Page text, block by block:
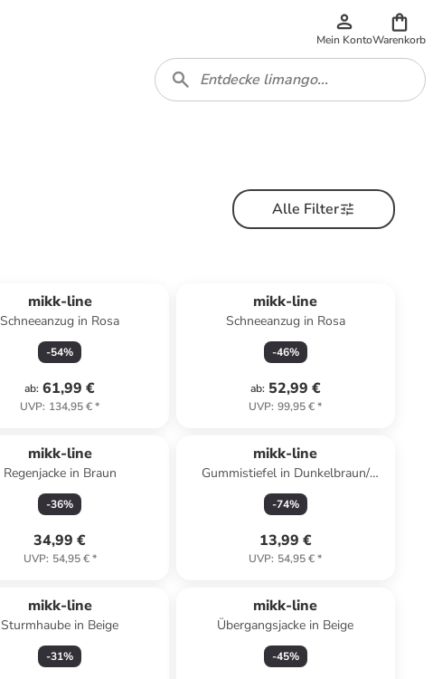
Mein KontoWarenkorb
Alle Filter
mikk-line
Schneeanzug in Rosa
-54%
ab: 61,99 €
UVP: 134,95 €*
mikk-line
Schneeanzug in Rosa
-46%
ab: 52,99 €
UVP: 99,95 €*
mikk-line
Regenjacke in Braun
-36%
34,99 €
UVP: 54,95 €*
mikk-line
Gummistiefel in Dunkelbraun/
Petrol
-74%
13,99 €
UVP: 54,95 €*
mikk-line
Sturmhaube in Beige
-31%
mikk-line
Übergangsjacke in Beige
-45%